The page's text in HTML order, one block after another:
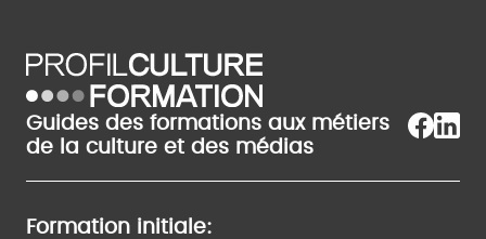
Guides des formations aux métiers
de la culture et des médias
Formation initiale: